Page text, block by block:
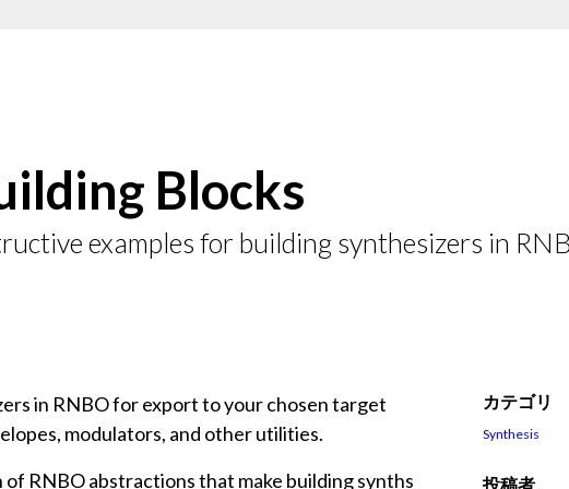
Blocks
examples for building synthesizers in
in RNBO for export to your chosen target
modulators, and other utilities.
RNBO abstractions that make building synths
カテゴリ
Synthesis
投稿者